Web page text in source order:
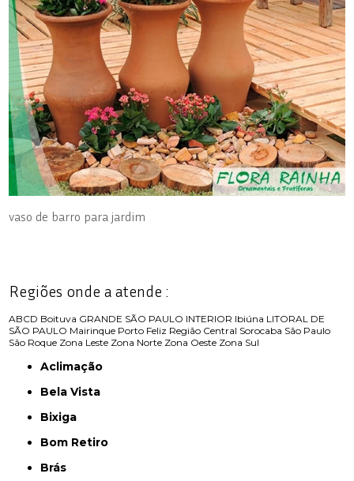
vaso de barro para jardim
Regiões onde a atende :
ABCD Boituva GRANDE SÃO PAULO INTERIOR Ibiúna LITORAL DE
SÃO PAULO Mairinque Porto Feliz Região Central Sorocaba São Paulo
São Roque Zona Leste Zona Norte Zona Oeste Zona Sul
Aclimação
Bela Vista
Bixiga
Bom Retiro
Brás